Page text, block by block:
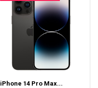
iPhone 14 Pro Max...